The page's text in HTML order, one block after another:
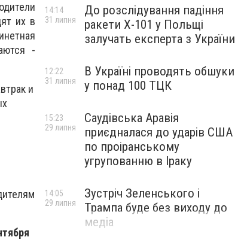
их в
-
и
До розслідування падіння
ракети Х-101 у Польщі
залучать експерта з України
14:14
31 липня
В Україні проводять обшуки
у понад 100 ТЦК
12:22
31 липня
Саудівська Аравія
приєдналася до ударів США
по проіранському
угрупованню в Іраку
15:23
29 липня
Зустріч Зеленського і
Трампа буде без виходу до
медіа
14:05
29 липня